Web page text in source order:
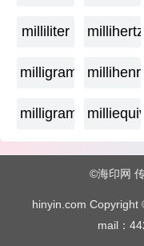
milliliter millihertz
milligrammemillihenry
milligram
©海印网
hinyin.com Copyright
mail：